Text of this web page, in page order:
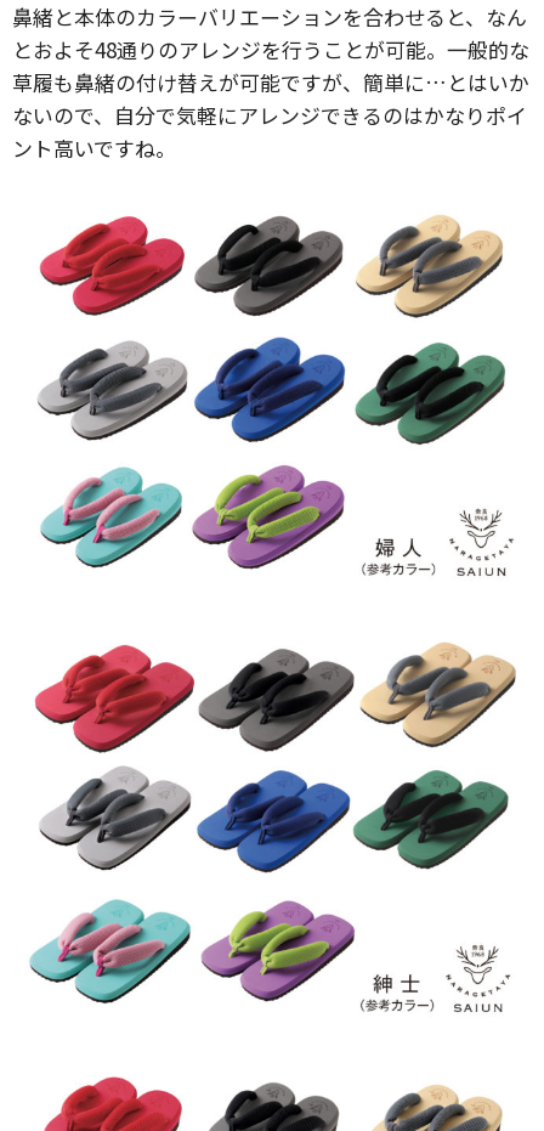
鼻緒と本体のカラーバリエーションを合わせると、なん
とおよそ48通りのアレンジを行うことが可能。一般的な
草履も鼻緒の付け替えが可能ですが、簡単に…とはいか
ないので、自分で気軽にアレンジできるのはかなりポイ
ント高いですね。